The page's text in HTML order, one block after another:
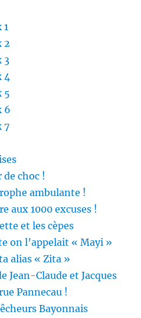
2
3
4
5
6
7
choc !
ambulante !
aux 1000 excuses !
et les cèpes
on l’appelait « Mayi »
alias « Zita »
Jean-Claude et Jacques
Pannecau !
Bayonnais